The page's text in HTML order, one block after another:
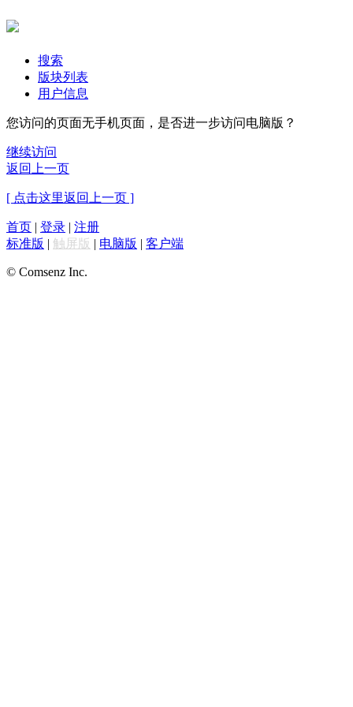
搜索
版块列表
用户信息
您访问的页面无手机页面，是否进一步访问电脑版？
继续访问
返回上一页
[ 点击这里返回上一页 ]
首页 | 登录 | 注册
标准版 | 触屏版 | 电脑版 | 客户端
© Comsenz Inc.